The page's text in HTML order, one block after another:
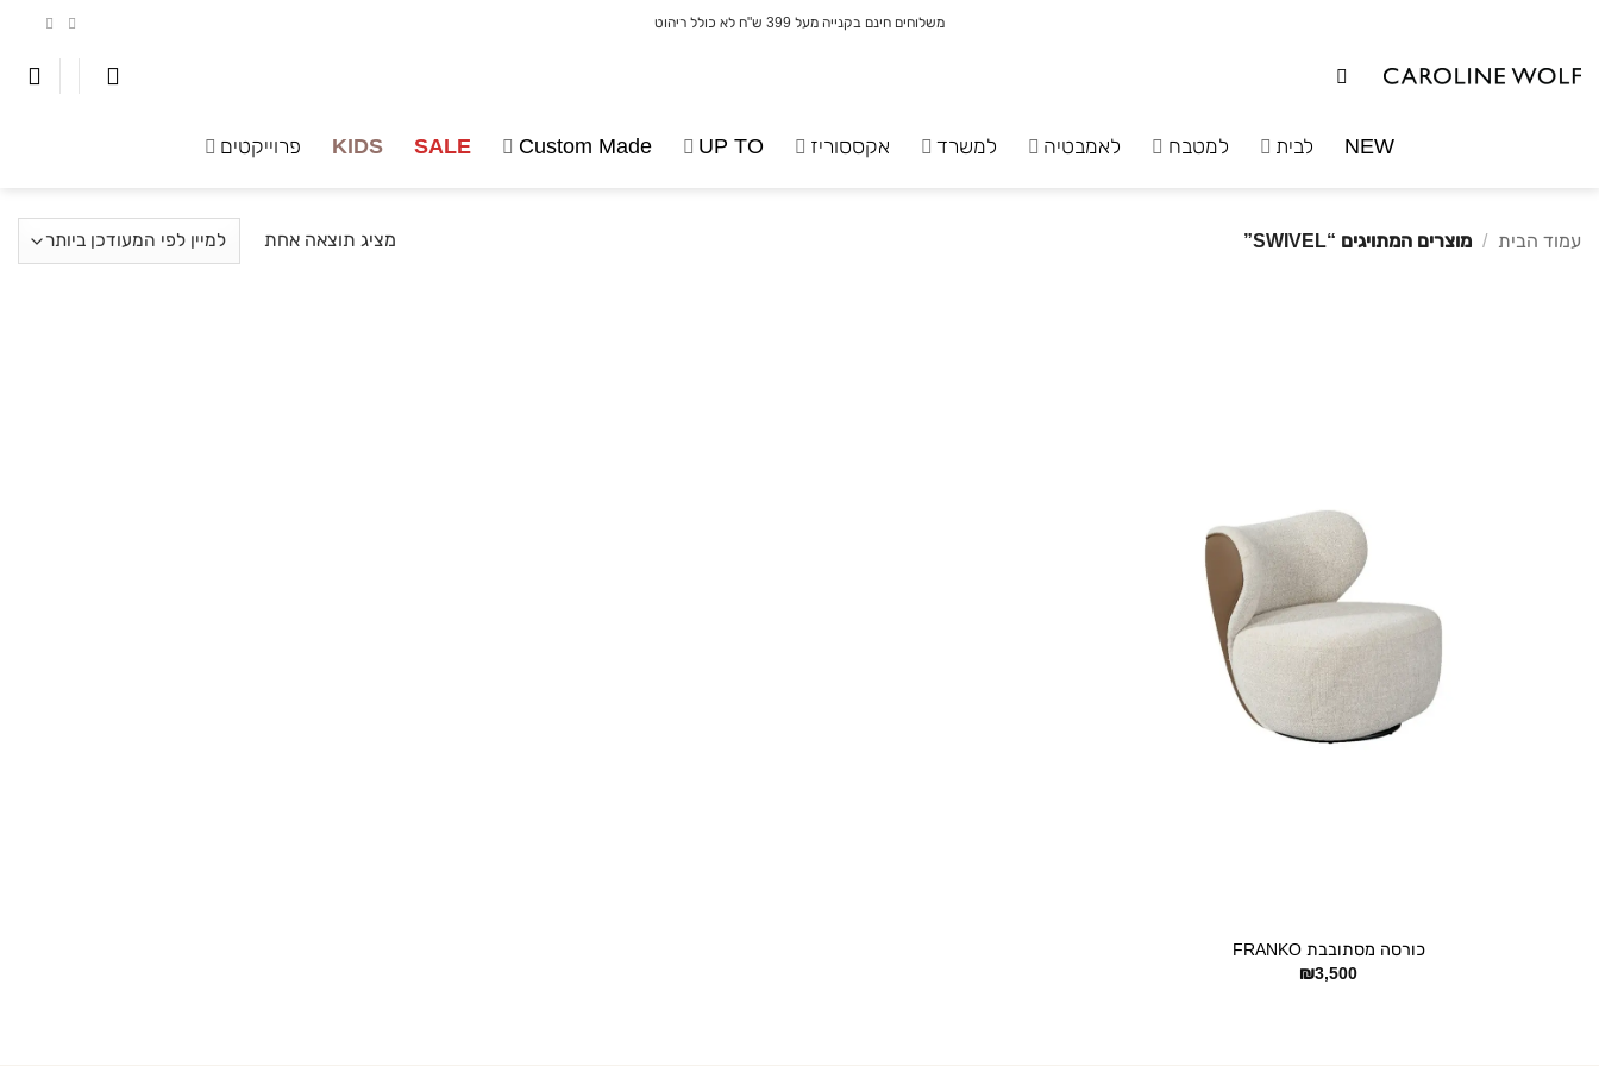
משלוחים חינם בקנייה מעל 399 ש"ח לא כולל ריהוט
NEW לבית למטבח לאמבטיה למשרד אקססוריז UP TO
Custom Made
SALE
KIDS פרוייקטים
עמוד הבית / מוצרים המתויגים “SWIVEL” מציג תוצאה אחת
כורסה מסתובבת FRANKO
₪3,500